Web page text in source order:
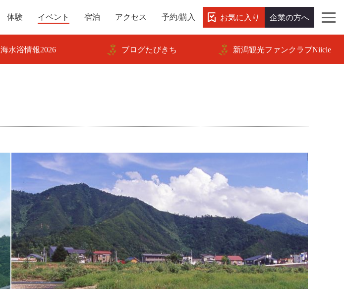
体験 イベント 宿泊 アクセス 予約/購入 お気に入り 企業の方へ
水浴情報2026 ブログたびきち 新潟観光ファンクラブNiicle